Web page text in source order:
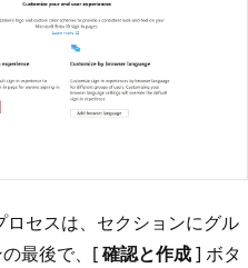
セスは、セクションにグル
最後で、[確認と作成] ボタ